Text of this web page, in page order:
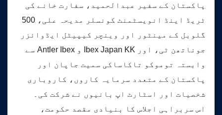
پاکستان کے سفیر عبدالحمید، سفارت خانے کی
ٹریڈ اینڈ انویسٹمنٹ کونسلر مدیحہ علی، 500
گلوبل کے مینٹور اور وینچر کیپیٹل ایڈوائزر
جوناتھن ٹی، اور Ibex Japan KK و Antler Ibex سے
وابستہ توموکو تاکاساکی سمیت جاپان اور
پاکستان کے متعدد سرمایہ کاروں، کاروباری
شخصیات اور اسٹارٹ اپ بانیوں نے شرکت کی۔
اس سربراہی اجلاس کا بنیادی مقصد حکومت،